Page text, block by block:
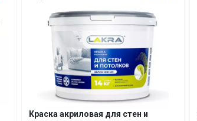
Краска акриловая для стен и